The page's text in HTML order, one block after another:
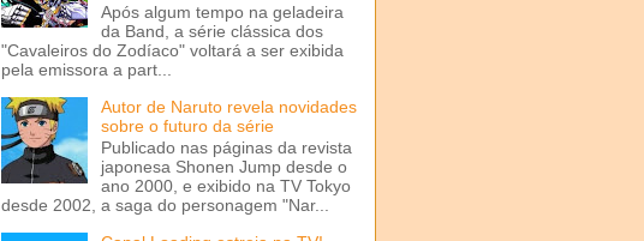
Após algum tempo na geladeira
da Band, a série clássica dos
"Cavaleiros do Zodíaco" voltará a ser exibida
pela emissora a part...
Autor de Naruto revela novidades
sobre o futuro da série
Publicado nas páginas da revista
japonesa Shonen Jump desde o
ano 2000, e exibido na TV Tokyo
desde 2002, a saga do personagem "Nar...